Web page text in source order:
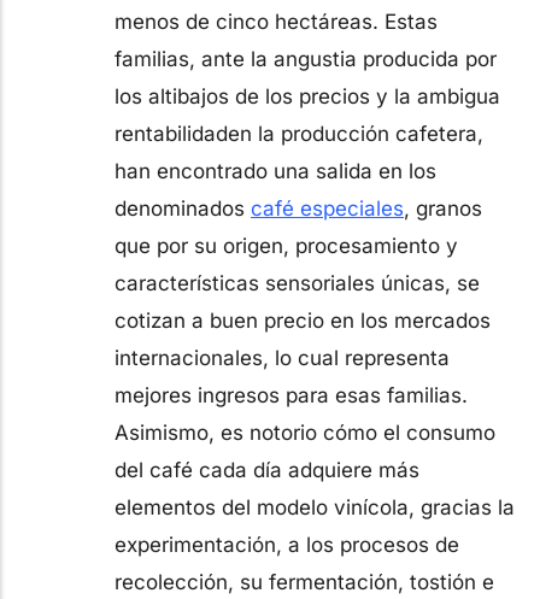
menos de cinco hectáreas. Estas
familias, ante la angustia producida por
los altibajos de los precios y la ambigua
rentabilidaden la producción cafetera,
han encontrado una salida en los
denominados café especiales, granos
que por su origen, procesamiento y
características sensoriales únicas, se
cotizan a buen precio en los mercados
internacionales, lo cual representa
mejores ingresos para esas familias.
Asimismo, es notorio cómo el consumo
del café cada día adquiere más
elementos del modelo vinícola, gracias la
experimentación, a los procesos de
recolección, su fermentación, tostión e